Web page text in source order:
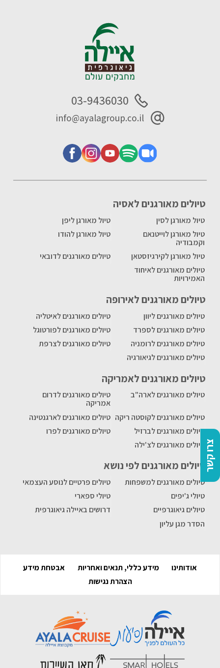
צרו קשר
טיולים מאורגנים לאסיה
טיול מאורגן לסין
טיול מאורגן ליפן
טיול מאורגן לוייטנאם
וקמבודיה
טיול מאורגן להודו
טיול מאורגן לקירגיזסטאן
טיולים מאורגנים לדובאי
טיולים מאורגנים לאיחוד
האמירויות
טיולים מאורגנים לאירופה
טיולים מאורגנים ליוון
טיולים מאורגנים לאיטליה
טיולים מאורגנים לספרד
טיולים מאורגנים לפורטוגל
טיולים מאורגנים לרומניה
טיולים מאורגנים לצרפת
טיולים מאורגנים לגיאורגיה
טיולים מאורגנים לאמריקה
טיולים מאורגנים לארה"ב
טיולים מאורגנים לדרום
אמריקה
טיולים מאורגנים לקוסטה ריקה טיולים מאורגנים לארגנטינה
טיולים מאורגנים לברזיל
טיולים מאורגנים לפרו
טיולים מאורגנים לצ'ילה
טיולים מאורגנים לפי נושא
טיולים מאורגנים למשפחות
טיולים פרטיים לנוסע העצמאי
טיולי ג'יפים
טיולי ספארי
טיולים גיאוגרפיים
דרושים באיילה גיאוגרפית
הסדר מגן עליון
03-9436030
info@ayalagroup.co.il
אודותינו מידע כללי, תנאים ואחריות
אבטחת מידע
הצהרת נגישות